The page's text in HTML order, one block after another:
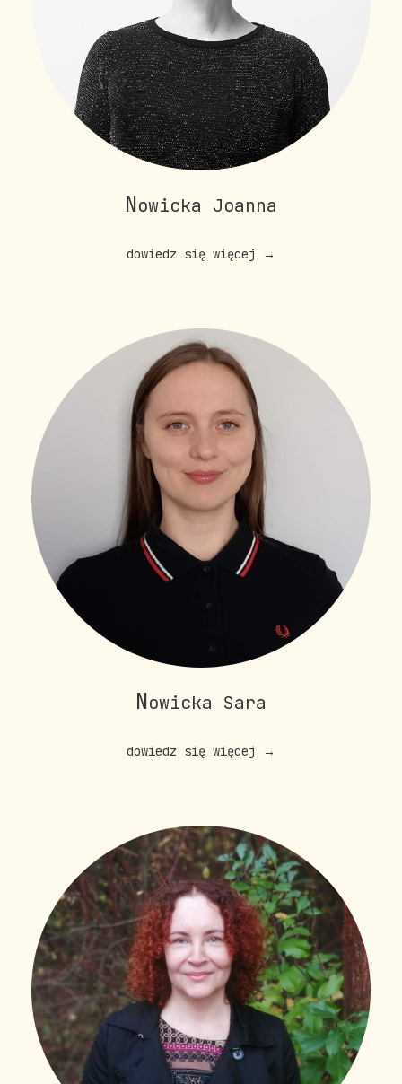
Nowicka Joanna
dowiedz się więcej
Nowicka Sara
dowiedz się więcej